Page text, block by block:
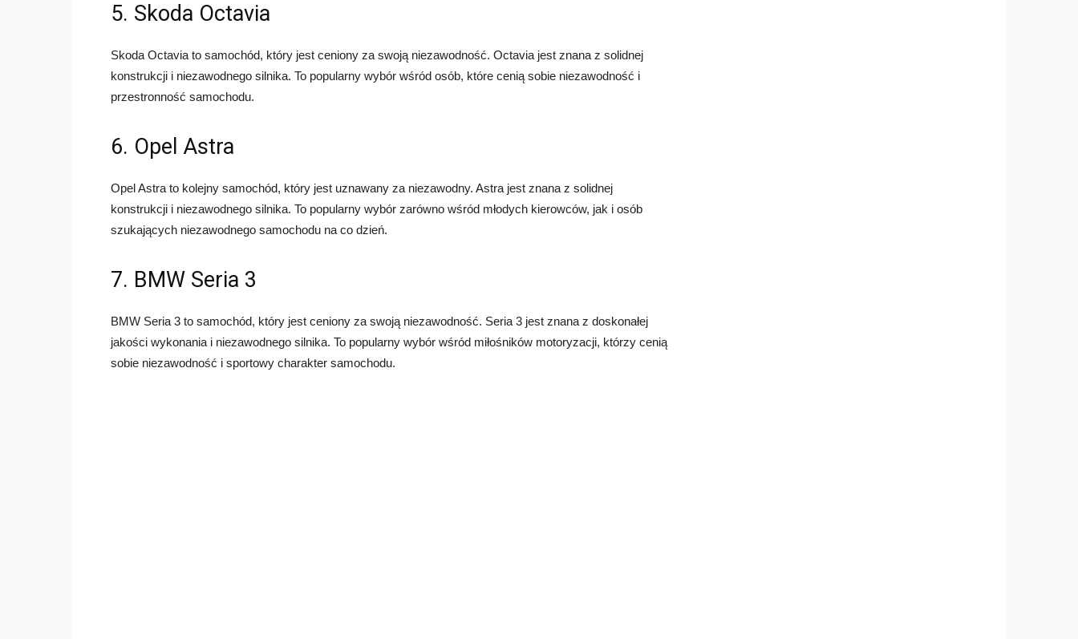
5. Skoda Octavia
Skoda Octavia to samochód, który jest ceniony za swoją niezawodność. Octavia jest znana z solidnej
konstrukcji i niezawodnego silnika. To popularny wybór wśród osób, które cenią sobie niezawodność i
przestronność samochodu.
6. Opel Astra
Opel Astra to kolejny samochód, który jest uznawany za niezawodny. Astra jest znana z solidnej
konstrukcji i niezawodnego silnika. To popularny wybór zarówno wśród młodych kierowców, jak i osób
szukających niezawodnego samochodu na co dzień.
7. BMW Seria 3
BMW Seria 3 to samochód, który jest ceniony za swoją niezawodność. Seria 3 jest znana z doskonałej
jakości wykonania i niezawodnego silnika. To popularny wybór wśród miłośników motoryzacji, którzy cenią
sobie niezawodność i sportowy charakter samochodu.